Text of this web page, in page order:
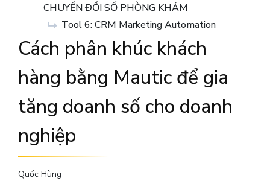
CHUYỂN ĐỔI SỐ PHÒNG KHÁM
Tool 6: CRM Marketing Automation
Cách phân khúc khách
hàng bằng Mautic ​​để gia
tăng doanh số cho doanh
nghiệp
Quốc Hùng